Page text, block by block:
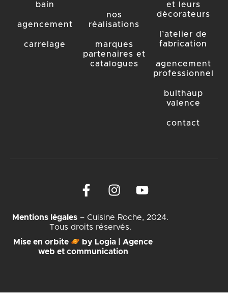
bain
agencement
carrelage
nos
réalisations
marques
partenaires et
catalogues
et leurs
décorateurs
l’atelier de
fabrication
agencement
professionnel
bulthaup
valence
contact
Mentions légales – Cuisine Roche, 2024.
Tous droits réservés.
Mise en orbite
by Logia | Agence
web et communication